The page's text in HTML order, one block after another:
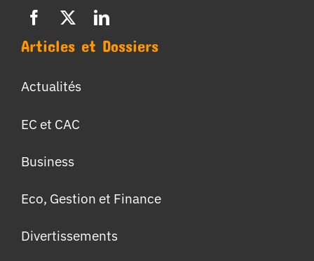
Articles et Dossiers
Actualités
EC et CAC
Business
Eco, Gestion et Finance
Divertissements